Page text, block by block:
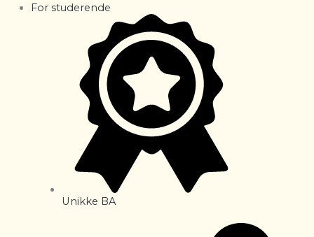
For studerende
Unikke BA